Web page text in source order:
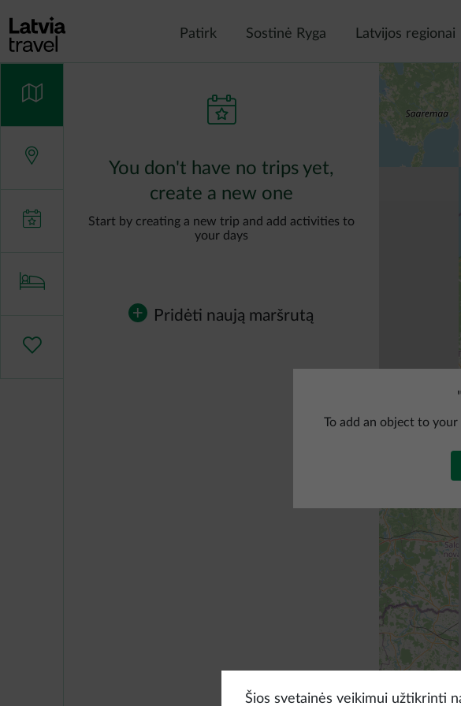
Patirk Sostinė Ryga Latvijos regionai
You don't have no trips yet,
create a new one
Start by creating a new trip and add activities to
your days
Pridėti naują maršrutą
"
To add an object to
Šios svetainės veikimui užtikrinti